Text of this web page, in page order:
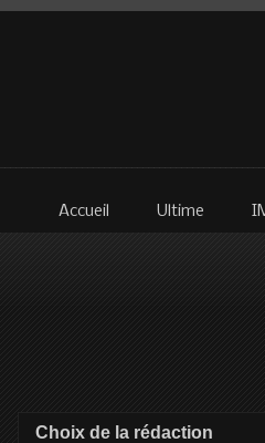
Accueil Ultime
Choix de la rédaction